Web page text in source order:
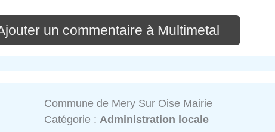
un commentaire à Multimetal
Commune de Mery Sur Oise Mairie
Catégorie : Administration locale